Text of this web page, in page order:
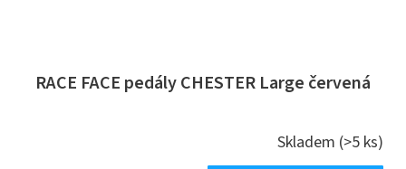
RACE FACE pedály CHESTER Large červená
Skladem (>5 ks)